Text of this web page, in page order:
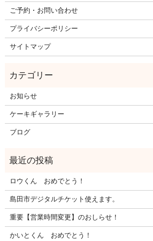
ご予約・お問い合わせ
プライバシーポリシー
サイトマップ
お知らせ
ケーキギャラリー
ブログ
ロウくん おめでとう！
島田市デジタルチケット使えます。
重要【営業時間変更】のおしらせ！
かいとくん おめでとう！